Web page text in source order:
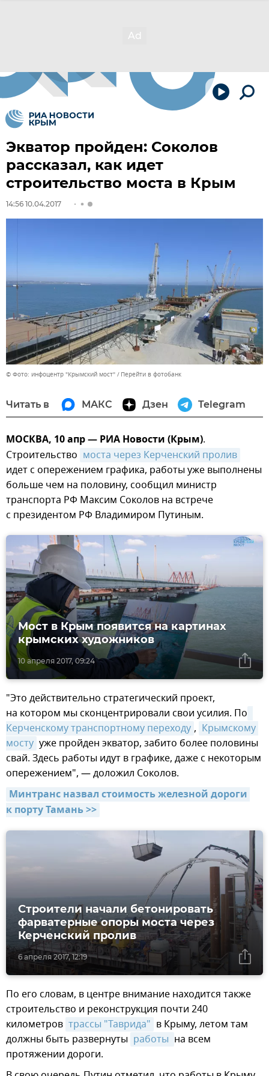
Экватор пройден: Соколов
рассказал, как идет
строительство моста в Крым
14:56 10.04.2017
© Фото: инфоцентр "Крымский мост" Перейти в фотобанк
Читать в МАКС Дзен Telegram
МОСКВА, 10 апр — РИА Новости (Крым).
Строительство моста через Керченский пролив
идет с опережением графика, работы уже выполнены
больше чем на половину, сообщил министр
транспорта РФ Максим Соколов на встрече
с президентом РФ Владимиром Путиным.
10 апреля 2017, 09:24
Мост в Крым появится на картинах
крымских художников
"Это действительно стратегический проект,
на котором мы сконцентрировали свои усилия. По
Керченскому транспортному переходу , Крымскому
мосту уже пройден экватор, забито более половины
свай. Здесь работы идут в графике, даже с некоторым
опережением", — доложил Соколов.
Минтранс назвал стоимость железной дороги
к порту Тамань >>
6 апреля 2017, 12:19
Строители начали бетонировать
фарватерные опоры моста через
Керченский пролив
По его словам, в центре внимание находится также
строительство и реконструкция почти 240
километров трассы "Таврида" в Крыму, летом там
должны быть развернуты работы на всем
протяжении дороги.